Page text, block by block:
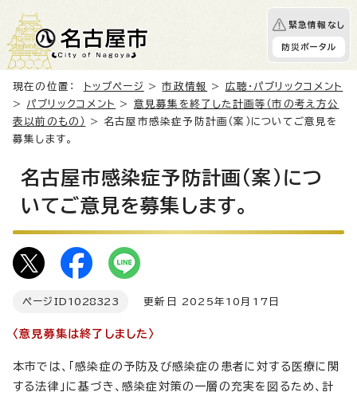
緊急情報なし
防災ポータル
現在の位置： トップページ >市政情報 > 広聴・パブリックコメント
> パブリックコメント > 意見募集を終了した計画等（市の考え方公
表以前のもの）
> 名古屋市感染症予防計画（案）についてご意見を
募集します。
名古屋市感染症予防計画（案）につ
いてご意見を募集します。
ページID 1028323 更新日 2025年10月17日
〈意見募集は終了しました〉
本市では、「感染症の予防及び感染症の患者に対する医療に関
する法律」に基づき、感染症対策の一層の充実を図るため、計